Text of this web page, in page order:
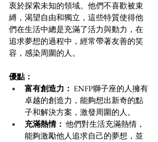
衷於探索未知的領域。他們不喜歡被束
縛，渴望自由和獨立，這些特質使得他
們在生活中總是充滿了活力與動力，在
追求夢想的過程中，經常帶著友善的笑
容，感染周圍的人。
優點：
富有創造力： ENFP獅子座的人擁有
卓越的創造力，能夠想出新奇的點
子和解決方案，激發周圍的人。
充滿熱情： 他們對生活充滿熱情，
能夠激勵他人追求自己的夢想，並